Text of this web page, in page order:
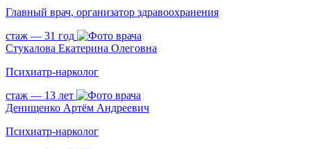
Главный врач, организатор здравоохранения
стаж — 31 год
Стукалова Екатерина Олеговна
Психиатр-нарколог
стаж — 13 лет
Денищенко Артём Андреевич
Психиатр-нарколог